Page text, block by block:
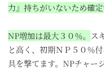
力』持ちがいないため確
NP増加は最大３０％。
ス
と高く、初期ＮＰ５０％
具を撃てます。NPチャー